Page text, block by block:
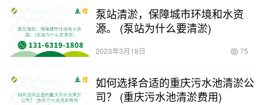
泵站清淤，保障城市环境和水资
源。 (泵站为什么要清淤)
2023年3月18日 75
如何选择合适的重庆污水池清淤公
司？ (重庆污水池清淤费用)